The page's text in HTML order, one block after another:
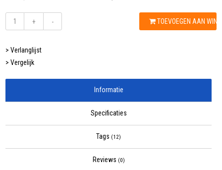
+ - TOEVOEGEN AAN
> Verlanglijst
> Vergelijk
Informatie
Specificaties
Tags (12)
Reviews (0)